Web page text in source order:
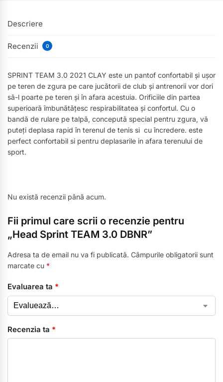
Descriere
Recenzii 0
SPRINT TEAM 3.0 2021 CLAY este un pantof confortabil și ușor
pe teren de zgura pe care jucătorii de club și antrenorii vor dori
să-l poarte pe teren și în afara acestuia. Orificiile din partea
superioară îmbunătățesc respirabilitatea și confortul. Cu o
bandă de rulare pe talpă, concepută special pentru zgura, vă
puteți deplasa rapid în terenul de tenis si cu încredere. este
perfect confortabil si pentru deplasarile in afara terenului de
sport.
Nu există recenzii până acum.
Fii primul care scrii o recenzie pentru
„Head Sprint TEAM 3.0 DBNR”
Adresa ta de email nu va fi publicată. Câmpurile obligatorii sunt
marcate cu *
Evaluarea ta *
Recenzia ta *